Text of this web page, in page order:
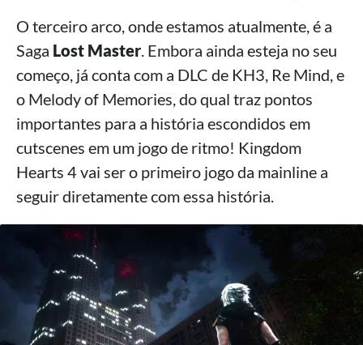
O terceiro arco, onde estamos atualmente, é a
Saga Lost Master. Embora ainda esteja no seu
começo, já conta com a DLC de KH3, Re Mind, e
o Melody of Memories, do qual traz pontos
importantes para a história escondidos em
cutscenes em um jogo de ritmo! Kingdom
Hearts 4 vai ser o primeiro jogo da mainline a
seguir diretamente com essa história.